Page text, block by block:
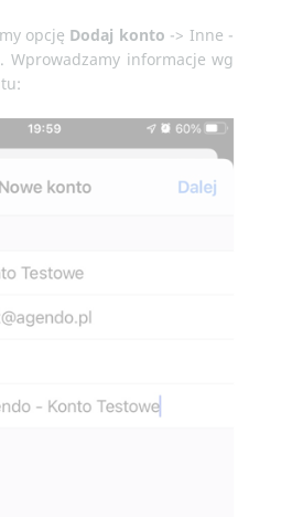
opcję Dodaj konto -> Inne -
Wprowadzamy informacje wg